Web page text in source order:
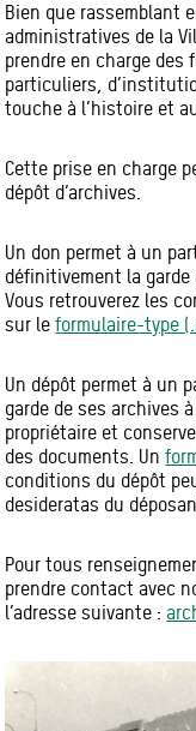
Bien que rassemblant
administratives de la
prendre en charge des
particuliers,
touche à l’histoire et
Cette prise en charge
dépôt d’archives.
Un don permet à un
définitivement la garde
Vous retrouverez les
sur leformulaire-type
Un dépôt permet à un
garde de ses archives
propriétaire et
des documents. Un
conditions du dépôt
desideratas du
Pour tous
prendre contact avec
l’adresse suivante :